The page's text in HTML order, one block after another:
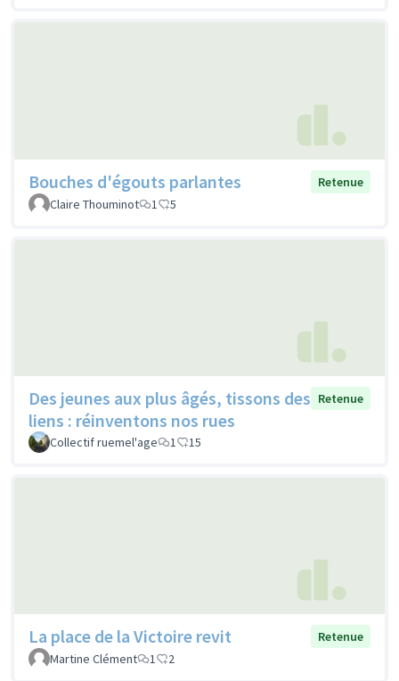
Bouches d'égouts parlantes
Retenue
Claire Thouminot
1 5
Des jeunes aux plus âgés, tissons des
liens : réinventons nos rues
Retenue
Collectif ruemel'age 1 15
La place de la Victoire revit
Retenue
Martine Clément
1 2